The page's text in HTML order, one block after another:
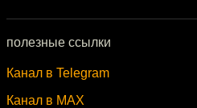
полезные ссылки
Канал в Telegram
Канал в MAX